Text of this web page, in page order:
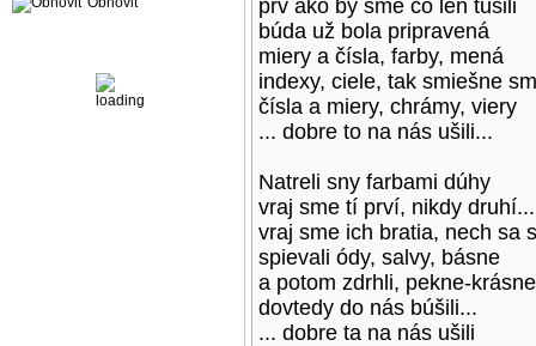
prv ako by sme čo len tušili
búda už bola pripravená
miery a čísla, farby, mená
indexy, ciele, tak smiešne
čísla a miery, chrámy, viery
... dobre to na nás ušili...
Natreli sny farbami dúhy
vraj sme tí prví, nikdy druhí...
vraj sme ich bratia, nech sa
spievali ódy, salvy, básne
a potom zdrhli, pekne-krásne
dovtedy do nás búšili...
... dobre ta na nás ušili